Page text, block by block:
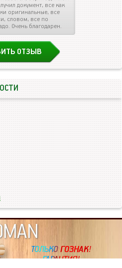
документ, все как
оригинальные, все
словом, все по
Очень благодарен.
ОТЗЫВ